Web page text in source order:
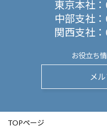
東京本社：
中部支社：
関西支社：
お役立ち
メ
TOPページ